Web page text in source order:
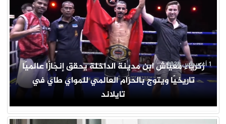
زكرياء معياش ابن مدينة الداخلة يحقق إنجازًا عالميًا
تاريخيًا ويتوج بالحزام العالمي للمواي طاي في
تايلاند
1 أغسطس 2026